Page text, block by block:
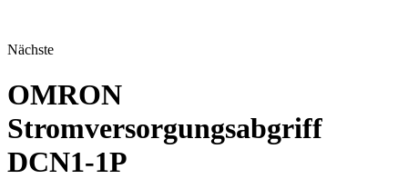
Nächste
OMRON
Stromversorgungsabgriff
DCN1-1P